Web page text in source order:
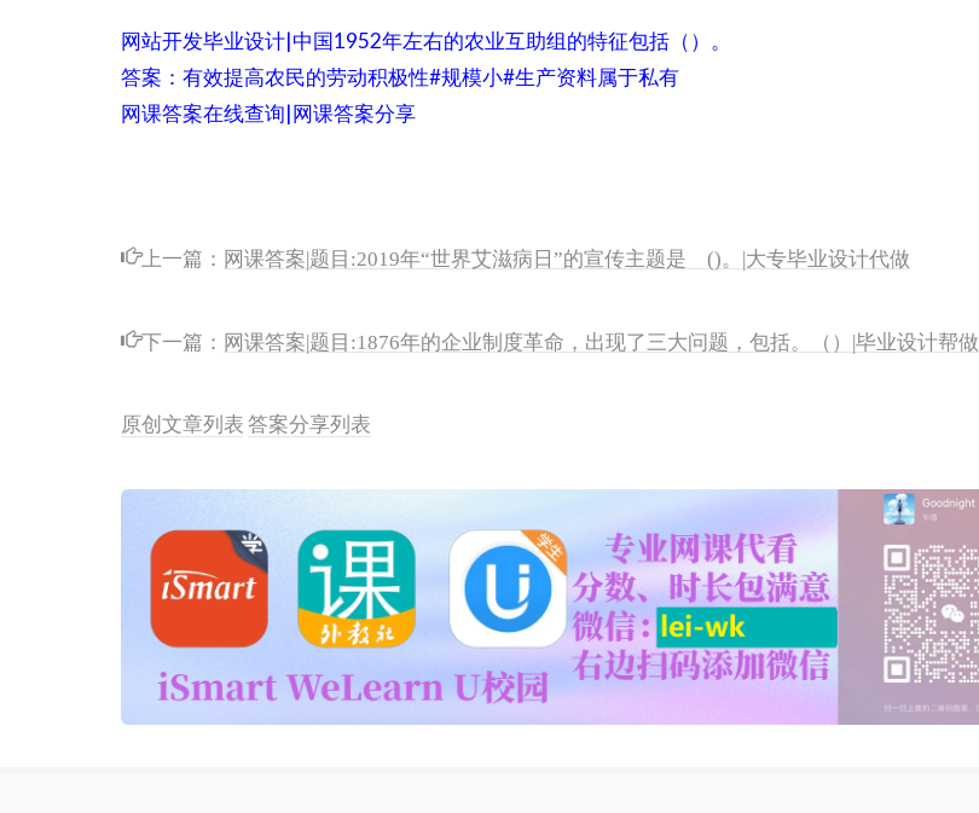
网站开发毕业设计|中国1952年左右的农业互助组的特征包括（）。
答案：有效提高农民的劳动积极性#规模小#生产资料属于私有
网课答案在线查询|网课答案分享
上一篇： 网课答案|题目:2019年“世界艾滋病日”的宣传主题是 ()。|大专毕业设计代做
下一篇： 网课答案|题目:1876年的企业制度革命，出现了三大问题，包括。（）|毕业设计帮做
原创文章列表答案分享列表